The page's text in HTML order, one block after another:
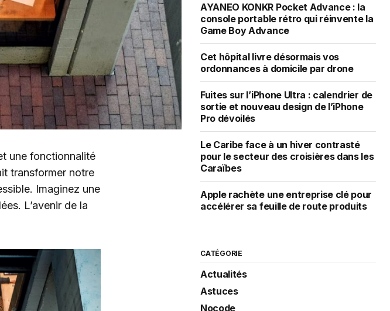
une fonctionnalité
transformer notre
Imaginez une
L’avenir de la
AYANEO KONKR Pocket Advance : la
console portable rétro qui réinvente la
Game Boy Advance
Cet hôpital livre désormais vos
ordonnances à domicile par drone
Fuites sur l’iPhone Ultra : calendrier de
sortie et nouveau design de l’iPhone
Pro dévoilés
Le Caribe face à un hiver contrasté
pour le secteur des croisières dans les
Caraïbes
Apple rachète une entreprise clé pour
accélérer sa feuille de route produits
CATÉGORIE
Actualités
Astuces
Nocode